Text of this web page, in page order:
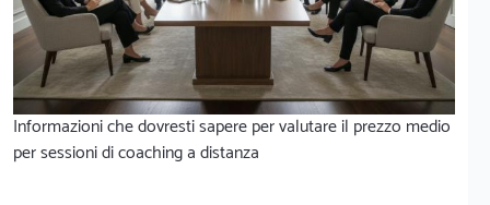
Informazioni che dovresti sapere per valutare il prezzo medio
per sessioni di coaching a distanza